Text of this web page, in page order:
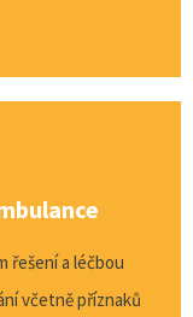
řešení a léčbou
včetně příznaků